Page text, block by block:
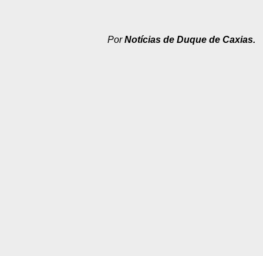
PorNotícias de Duque de Caxias.